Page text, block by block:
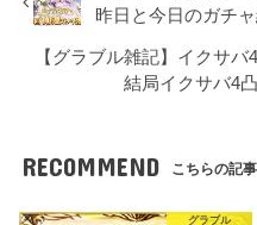
昨日と今日のガチ
【グラブル雑記】イクサバ
結局イクサバ4
RECOMMEND こちらの記
グラブル